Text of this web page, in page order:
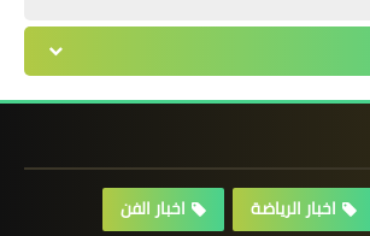
اخبار الرياضة
اخبار الفن